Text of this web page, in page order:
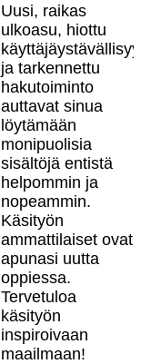
Uusi, raikas
ulkoasu, hiottu
ja tarkennettu
hakutoiminto
auttavat sinua
löytämään
monipuolisia
sisältöjä entistä
helpommin ja
nopeammin.
Käsityön
ammattilaiset ovat
apunasi uutta
oppiessa.
Tervetuloa
käsityön
inspiroivaan
maailmaan!